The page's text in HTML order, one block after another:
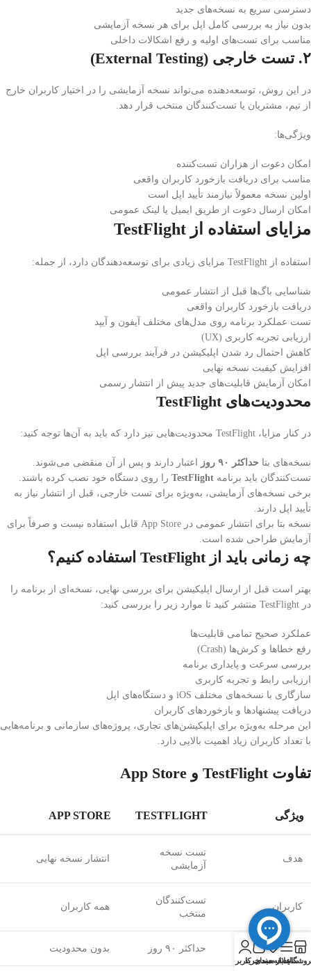
دسترسی سریع به نسخه‌های جدید
بدون نیاز به بررسی کامل اپل برای هر نسخه آزمایشی
مناسب برای تست‌های اولیه و رفع اشکالات داخلی
۲. تست خارجی (External Testing)
در این روش، توسعه‌دهنده می‌تواند نسخه آزمایشی را در اختیار کاربران خارج
از تیم، مشتریان یا تست‌کنندگان منتخب قرار دهد.
ویژگی‌ها:
امکان دعوت از هزاران تست‌کننده
مناسب برای دریافت بازخورد کاربران واقعی
اولین نسخه معمولاً نیازمند تأیید اپل است
امکان ارسال دعوت از طریق ایمیل یا لینک عمومی
مزایای استفاده از TestFlight
استفاده از TestFlight مزایای زیادی برای توسعه‌دهندگان دارد، از جمله:
شناسایی باگ‌ها قبل از انتشار عمومی
دریافت بازخورد کاربران واقعی
تست عملکرد برنامه روی مدل‌های مختلف آیفون و آیپد
ارزیابی تجربه کاربری (UX)
کاهش احتمال رد شدن اپلیکیشن در فرآیند بررسی اپل
افزایش کیفیت نسخه نهایی
امکان آزمایش قابلیت‌های جدید پیش از انتشار رسمی
محدودیت‌های TestFlight
در کنار مزایا، TestFlight محدودیت‌هایی نیز دارد که باید به آن‌ها توجه کنید:
نسخه‌های بتا حداکثر ۹۰ روز
اعتبار دارند و پس از آن منقضی می‌شوند.
تست‌کنندگان باید برنامه TestFlight را روی دستگاه خود نصب کرده باشند.
برخی نسخه‌های آزمایشی، به‌ویژه برای تست خارجی، قبل از انتشار نیاز به
تأیید اپل دارند.
نسخه بتا برای انتشار عمومی در App Store قابل استفاده نیست و صرفاً برای
آزمایش طراحی شده است.
چه زمانی باید از TestFlight استفاده کنیم؟
بهتر است قبل از ارسال اپلیکیشن برای بررسی نهایی، نسخه‌ای از برنامه را
در TestFlight منتشر کنید تا موارد زیر را بررسی کنید:
عملکرد صحیح تمامی قابلیت‌ها
رفع خطاها و کرش‌ها (Crash)
بررسی سرعت و پایداری برنامه
ارزیابی رابط و تجربه کاربری
سازگاری با نسخه‌های مختلف iOS و دستگاه‌های اپل
دریافت پیشنهادها و بازخوردهای کاربران
این مرحله به‌ویژه برای اپلیکیشن‌های تجاری، پروژه‌های سازمانی و برنامه‌هایی
با تعداد کاربران زیاد اهمیت بالایی دارد.
تفاوت TestFlight و App Store
ویژگی TESTFLIGHT
APP STORE
هدف
تست نسخه
آزمایشی
انتشار نسخه نهایی
کاربران
تست‌کنندگان
منتخب
همه کاربران
مدت اعتبار حداکثر ۹۰ روز بدون محدودیت
سایدبار
علاقه مندی
سبد خرید
حساب کاربری من